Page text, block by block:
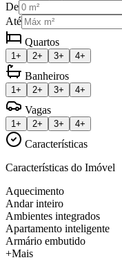
De
Até
Quartos
1+ 2+ 3+ 4+
Banheiros
1+ 2+ 3+ 4+
Vagas
1+ 2+ 3+ 4+
Características
Características do Imóvel
Aquecimento
Andar inteiro
Ambientes integrados
Apartamento inteligente
Armário embutido
+Mais